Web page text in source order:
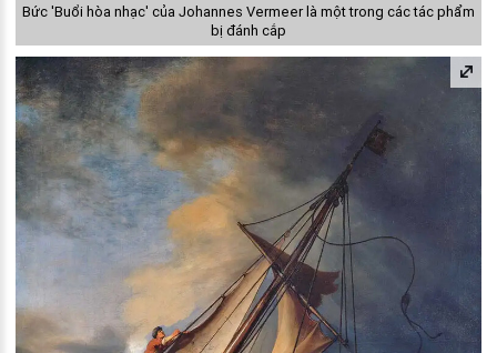
Bức 'Buổi hòa nhạc' của Johannes Vermeer là một trong các tác phẩm
bị đánh cắp